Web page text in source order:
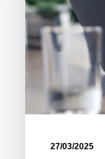
27/03/2025